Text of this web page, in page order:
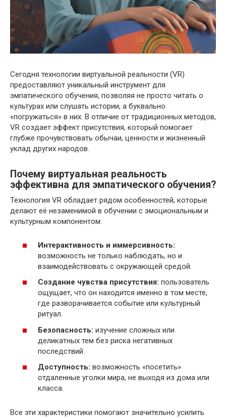
Сегодня технологии виртуальной реальности (VR)
предоставляют уникальный инструмент для
эмпатического обучения, позволяя не просто читать о
культурах или слушать истории, а буквально
«погружаться» в них. В отличие от традиционных методов,
VR создает эффект присутствия, который помогает
глубже прочувствовать обычаи, ценности и жизненный
уклад других народов.
Почему виртуальная реальность
эффективна для эмпатического обучения?
Технология VR обладает рядом особенностей, которые
делают её незаменимой в обучении с эмоциональным и
культурным компонентом:
Интерактивность и иммерсивность:
возможность не только наблюдать, но и
взаимодействовать с окружающей средой.
Создание чувства присутствия: пользователь
ощущает, что он находится именно в том месте,
где разворачивается событие или культурный
ритуал.
Безопасность: изучение сложных или
деликатных тем без рискa негативных
последствий.
Доступность: возможность «посетить»
отдаленные уголки мира, не выходя из дома или
класса.
Все эти характеристики помогают значительно усилить